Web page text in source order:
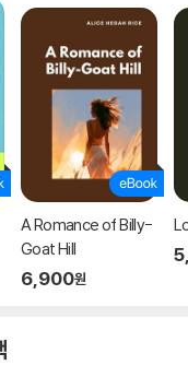
을 배운다 | 장미와 주목
추리소설이라는 장르를 벗
트매콧’이라는 필명으로
하는 어머니의 죽음과
방이 묘연해지는 등 혼란
사건으로부터 4년이 지난
을 주제로 여섯 편의 장
이 높았던 그녀는 독자들
본인의 뜻에 따라 비밀
A Romance of Billy-
Goat Hill
6,900원